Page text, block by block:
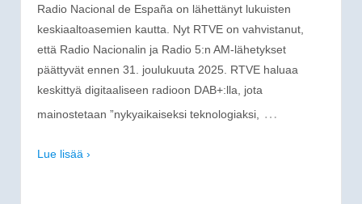
Radio Nacional de España on lähettänyt lukuisten
keskiaaltoasemien kautta. Nyt RTVE on vahvistanut,
että Radio Nacionalin ja Radio 5:n AM-lähetykset
päättyvät ennen 31. joulukuuta 2025. RTVE haluaa
keskittyä ​​digitaaliseen radioon DAB+:lla, jota
mainostetaan ”nykyaikaiseksi teknologiaksi,
…
Lue lisää ›